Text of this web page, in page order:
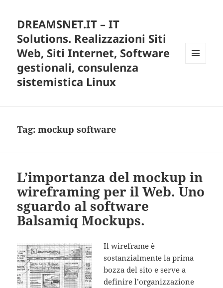
DREAMSNET.IT – IT
Solutions. Realizzazioni Siti
Web, Siti Internet, Software
gestionali, consulenza
sistemistica Linux
Tag:mockup software
L’importanza del mockup in
wireframing per il Web. Uno
sguardo al software
Balsamiq Mockups.
Il wireframe è
sostanzialmente la prima
bozza del sito e serve a
definire l’organizzazione